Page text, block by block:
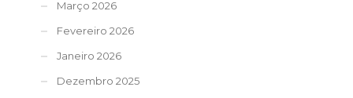
Março 2026
Fevereiro 2026
Janeiro 2026
Dezembro 2025